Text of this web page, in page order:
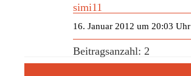
simi11
16. Januar 2012 um 20:03 Uhr
Beitragsanzahl: 2